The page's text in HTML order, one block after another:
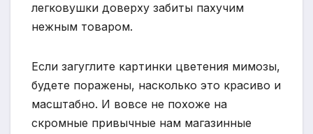
легковушки доверху забиты пахучим
нежным товаром.
Если загуглите картинки цветения мимозы,
будете поражены, насколько это красиво и
масштабно. И вовсе не похоже на
скромные привычные нам магазинные